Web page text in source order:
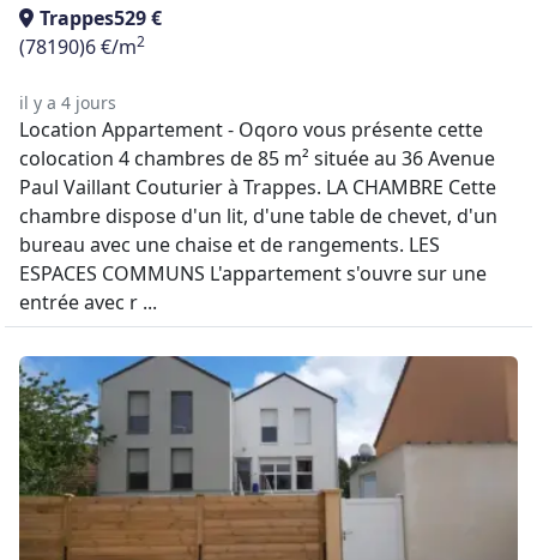
Trappes529 €
(78190)6 €/m2
il y a 4 jours
Location Appartement - Oqoro vous présente cette
colocation 4 chambres de 85 m² située au 36 Avenue
Paul Vaillant Couturier à Trappes. LA CHAMBRE Cette
chambre dispose d'un lit, d'une table de chevet, d'un
bureau avec une chaise et de rangements. LES
ESPACES COMMUNS L'appartement s'ouvre sur une
entrée avec r ...